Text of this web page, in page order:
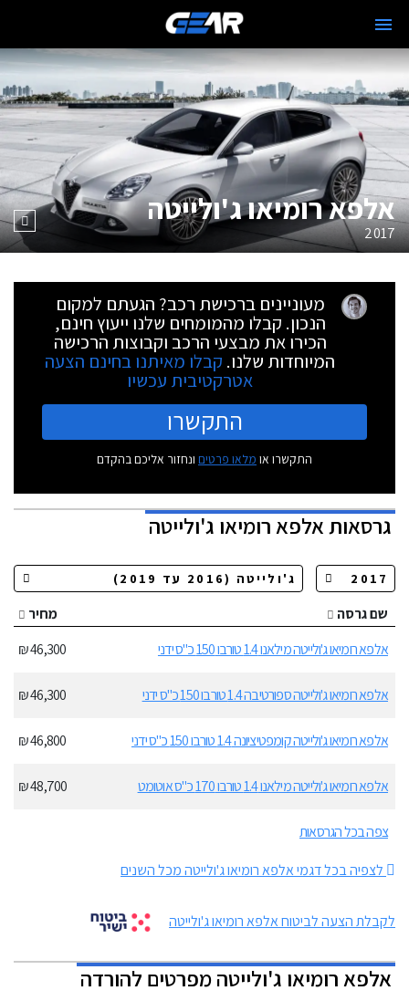
אלפא רומיאו ג'ולייטה
2017
מעוניינים ברכישת רכב? הגעתם למקום
הנכון. קבלו מהמומחים שלנו ייעוץ חינם,
הכירו את מבצעי הרכב וקבוצות הרכישה
המיוחדות שלנו. קבלו מאיתנו בחינם הצעה
אטרקטיבית עכשיו
התקשרו
התקשרו או מלאו פרטים ונחזור אליכם בהקדם
גרסאותאלפא רומיאו ג'ולייטה
שם גרסה
מחיר
אלפא רומיאו ג'ולייטה מילאנו 1.4 טורבו 150 כ"ס ידני
46,300 ₪
אלפא רומיאו ג'ולייטה ספורטיבה 1.4 טורבו 150 כ"ס ידני 46,300 ₪
אלפא רומיאו ג'ולייטה קומפטיציונה 1.4 טורבו 150 כ"ס ידני 46,800 ₪
אלפא רומיאו ג'ולייטה מילאנו 1.4 טורבו 170 כ"ס אוטומט 48,700 ₪
צפה בכל הגרסאות
לצפיה בכל דגמי אלפא רומיאו ג'ולייטה מכל השנים
לקבלת הצעה לביטוח אלפא רומיאו ג'ולייטה
אלפא רומיאו ג'ולייטה מפרטים להורדה